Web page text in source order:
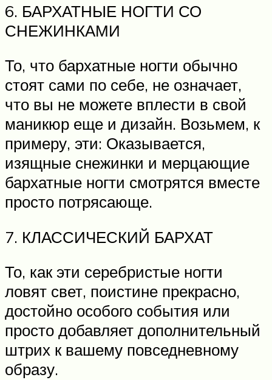
6. БАРХАТНЫЕ НОГТИ СО
СНЕЖИНКАМИ
То, что бархатные ногти обычно
стоят сами по себе, не означает,
что вы не можете вплести в свой
маникюр еще и дизайн. Возьмем, к
примеру, эти: Оказывается,
изящные снежинки и мерцающие
бархатные ногти смотрятся вместе
просто потрясающе.
7. КЛАССИЧЕСКИЙ БАРХАТ
То, как эти серебристые ногти
ловят свет, поистине прекрасно,
достойно особого события или
просто добавляет дополнительный
штрих к вашему повседневному
образу.